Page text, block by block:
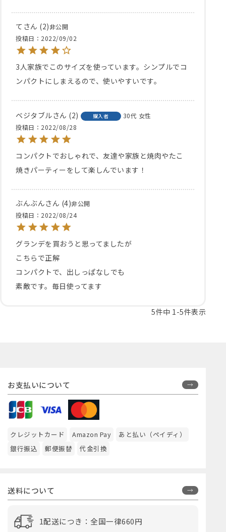
て 2 非公開
投稿日
2022/09/02
3人家族でこのサイズを使っています。シンプルでコ
ンパクトにしまえるので、使いやすいです。
ベジタブル 2 購入者 30代 女性
投稿日
2022/08/28
コンパクトでおしゃれで、友達や家族と焼肉やたこ
焼きパーティーをして楽しんでいます！
ぶんぶん 4 非公開
投稿日
2022/08/24
グランデを買おうと思ってましたが
こちらで正解
コンパクトで、出しっぱなしでも
素敵です。毎日使ってます
5件中 1 -5件表示
お支払いについて
クレジットカード Amazon Pay
あと払い（ペイディ）
銀行振込
郵便振替 代金引換
送料について
1配送につき：全国一律660円